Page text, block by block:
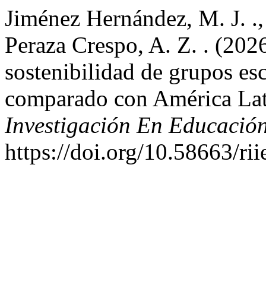
Jiménez Hernández, M. J.
Peraza Crespo, A. Z. .
sostenibilidad de grupos
comparado con América
Investigación En
https://doi.org/10.58663/